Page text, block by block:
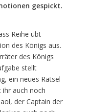
gespickt.
Reihe übt
des Königs aus.
des Königs
stellt
ein neues Rätsel
ihr auch noch
der Captain der